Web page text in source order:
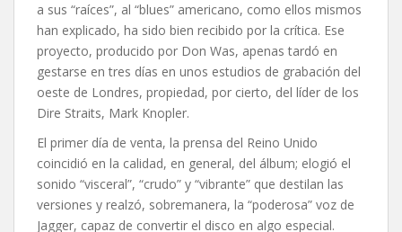
a sus “raíces”, al “blues” americano, como ellos mismos
han explicado, ha sido bien recibido por la crítica. Ese
proyecto, producido por Don Was, apenas tardó en
gestarse en tres días en unos estudios de grabación del
oeste de Londres, propiedad, por cierto, del líder de los
Dire Straits, Mark Knopler.
El primer día de venta, la prensa del Reino Unido
coincidió en la calidad, en general, del álbum; elogió el
sonido “visceral”, “crudo” y “vibrante” que destilan las
versiones y realzó, sobremanera, la “poderosa” voz de
Jagger, capaz de convertir el disco en algo especial.